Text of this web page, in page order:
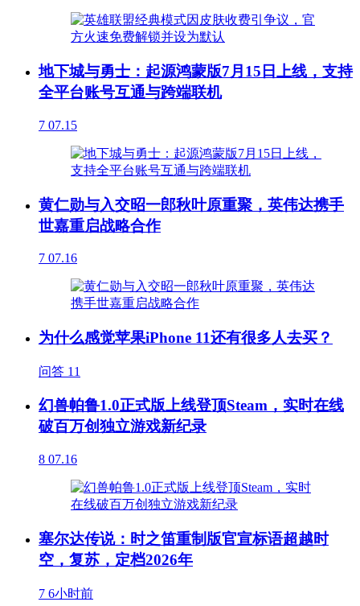
地下城与勇士：起源鸿蒙版7月15日上线，支持
全平台账号互通与跨端联机
7 07.15
黄仁勋与入交昭一郎秋叶原重聚，英伟达携手
世嘉重启战略合作
7 07.16
为什么感觉苹果iPhone 11还有很多人去买？
问答 11
幻兽帕鲁1.0正式版上线登顶Steam，实时在线
破百万创独立游戏新纪录
8 07.16
塞尔达传说：时之笛重制版官宣标语超越时
空，复苏，定档2026年
7 6小时前